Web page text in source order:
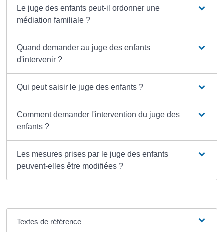
Le juge des enfants peut-il ordonner une
médiation familiale ?
Quand demander au juge des enfants
d'intervenir ?
Qui peut saisir le juge des enfants ?
Comment demander l'intervention du juge des
enfants ?
Les mesures prises par le juge des enfants
peuvent-elles être modifiées ?
Textes de référence